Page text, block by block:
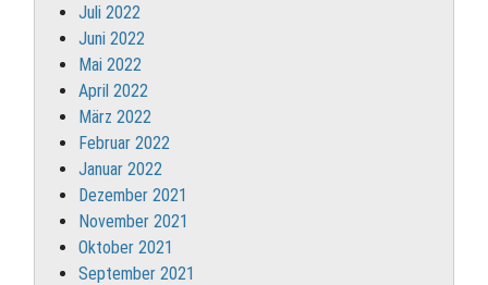
Juli 2022
Juni 2022
Mai 2022
April 2022
März 2022
Februar 2022
Januar 2022
Dezember 2021
November 2021
Oktober 2021
September 2021